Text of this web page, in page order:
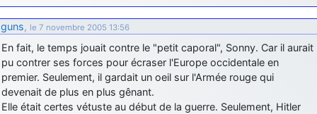
guns, le 7 novembre 2005 13:56
En fait, le temps jouait contre le "petit caporal", Sonny. Car il aurait
pu contrer ses forces pour écraser l'Europe occidentale en
premier. Seulement, il gardait un oeil sur l'Armée rouge qui
devenait de plus en plus gênant.
Elle était certes vétuste au début de la guerre. Seulement, Hitler